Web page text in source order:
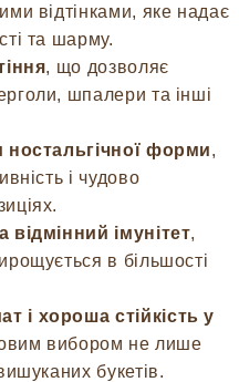
відтінками, яке надає
та шарму.
, що дозволяє
шпалери та інші
ностальгічної форми,
і чудово
відмінний імунітет,
в більшості
і хороша стійкість у
вибором не лише
букетів.